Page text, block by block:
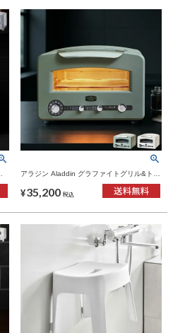
アラジン Aladdin グラファイトグリル&トー
GP14A 4枚焼き | キッチン家電・トースタ
ー
¥35,200 税込